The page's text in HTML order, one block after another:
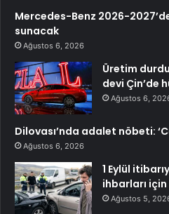
Mercedes-Benz 2026-
sunacak
Ağustos 6, 2026
Üretim
devi Çin’de
Ağustos 6,
Dilovası’nda adalet nöbeti:
Ağustos 6, 2026
1 Eylül
ihbarları
Ağustos 5,